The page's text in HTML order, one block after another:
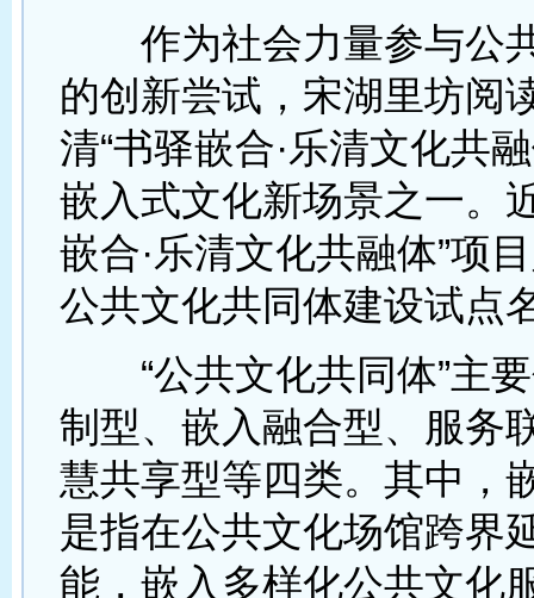
作为社会力量参与公
的创新尝试，宋湖里坊阅
清“书驿嵌合·乐清文化共
嵌入式文化新场景之一。
嵌合·乐清文化共融体”项
公共文化共同体建设试点
“公共文化共同体”主要
制型、嵌入融合型、服务
慧共享型等四类。其中，
是指在公共文化场馆跨界
能，嵌入多样化公共文化